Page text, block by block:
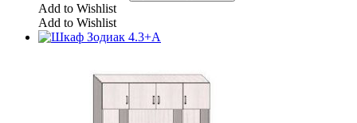
Add to Wishlist
Add to Wishlist